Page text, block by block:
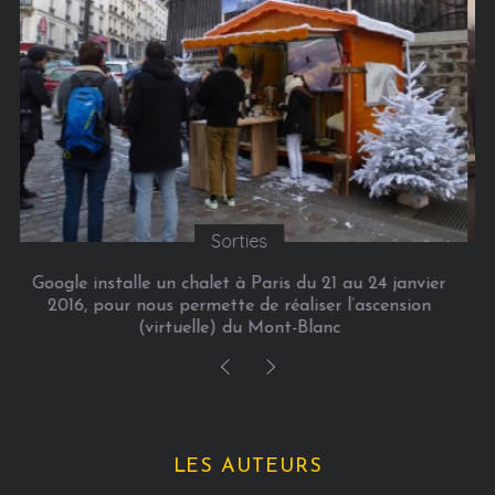
Culture
Picasso Mania
LES AUTEURS